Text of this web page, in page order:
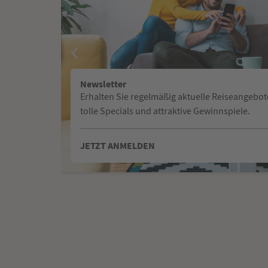
Newsletter
Erhalten Sie regelmäßig aktuelle
tolle Specials und attraktive Gewinnspiele.
JETZT ANMELDEN